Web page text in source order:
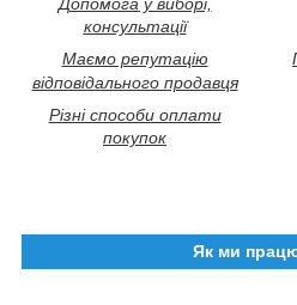
консультації
Маємо репутацію
відповідального продавця
Різні способи оплати
покупок
Як ми